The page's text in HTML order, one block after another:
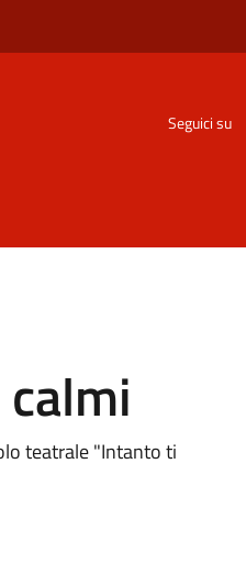
Seguici su
teatrale "Intanto ti